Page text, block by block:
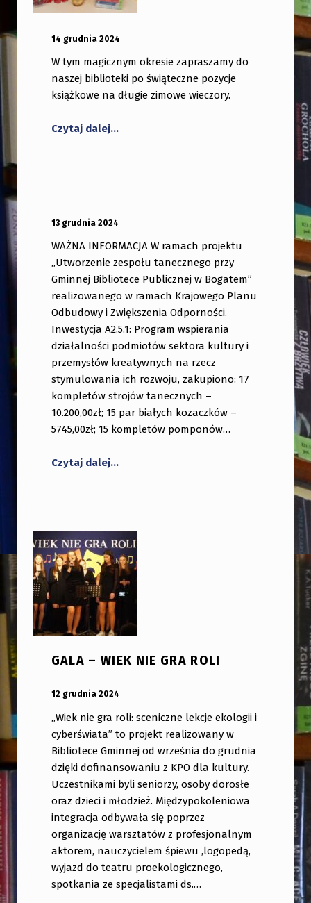
14 grudnia 2024
W tym magicznym okresie zapraszamy do
naszej biblioteki po świąteczne pozycje
książkowe na długie zimowe wieczory.
Czytaj dalej…
13 grudnia 2024
WAŻNA INFORMACJA W ramach projektu
„Utworzenie zespołu tanecznego przy
Gminnej Bibliotece Publicznej w Bogatem”
realizowanego w ramach Krajowego Planu
Odbudowy i Zwiększenia Odporności.
Inwestycja A2.5.1: Program wspierania
działalności podmiotów sektora kultury i
przemysłów kreatywnych na rzecz
stymulowania ich rozwoju, zakupiono: 17
kompletów strojów tanecznych –
10.200,00zł; 15 par białych kozaczków –
5745,00zł; 15 kompletów pomponów…
Czytaj dalej…
GALA – WIEK NIE GRA ROLI
12 grudnia 2024
„Wiek nie gra roli: sceniczne lekcje ekologii i
cyberświata” to projekt realizowany w
Bibliotece Gminnej od września do grudnia
dzięki dofinansowaniu z KPO dla kultury.
Uczestnikami byli seniorzy, osoby dorosłe
oraz dzieci i młodzież. Międzypokoleniowa
integracja odbywała się poprzez
organizację warsztatów z profesjonalnym
aktorem, nauczycielem śpiewu ,logopedą,
wyjazd do teatru proekologicznego,
spotkania ze specjalistami ds.…